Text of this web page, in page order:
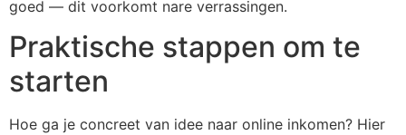
goed — dit voorkomt nare verrassingen.
Praktische stappen om te
starten
Hoe ga je concreet van idee naar online inkomen? Hier